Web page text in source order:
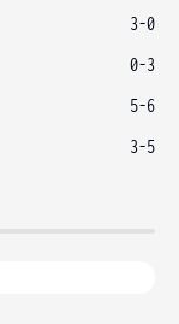
3-0
0-3
5-6
3-5